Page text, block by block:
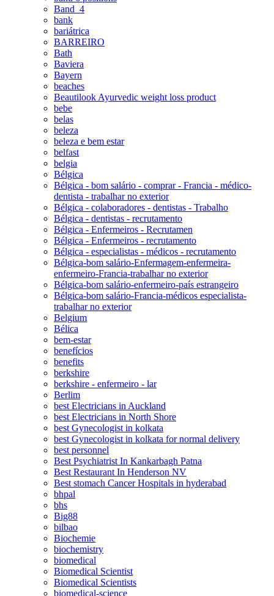
Band_4
bank
bariátrica
BARREIRO
Bath
Baviera
Bayern
beaches
Beautilook Ayurvedic weight loss product
bebe
belas
beleza
beleza e bem estar
belfast
belgia
Bélgica
Bélgica - bom salário - comprar - Francia - médico-
dentista - trabalhar no exterior
Bélgica - colaboradores - dentistas - Trabalho
Bélgica - dentistas - recrutamento
Bélgica - Enfermeiros - Recrutamen
Bélgica - Enfermeiros - recrutamento
Bélgica - especialistas - médicos - recrutamento
Bélgica-bom salário-Enfermagem-enfermeira-
enfermeiro-Francia-trabalhar no exterior
Bélgica-bom salário-enfermeiro-país estrangeiro
Bélgica-bom salário-Francia-médicos especialista-
trabalhar no exterior
Belgium
Bélica
bem-estar
benefícios
benefits
berkshire
berkshire - enfermeiro - lar
Berlim
best Electricians in Auckland
best Electricians in North Shore
best Gynecologist in kolkata
best Gynecologist in kolkata for normal delivery
best personnel
Best Psychiatrist In Kankarbagh Patna
Best Restaurant In Henderson NV
Best stomach Cancer Hospitals in hyderabad
bhpal
bhs
Big88
bilbao
Biochemie
biochemistry
biomedical
Biomedical Scientist
Biomedical Scientists
biomedical-science